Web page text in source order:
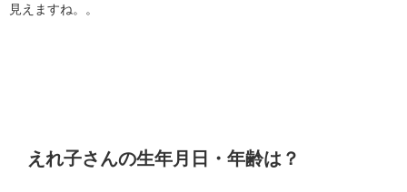
見えますね。。
えれ子さんの生年月日・年齢は？